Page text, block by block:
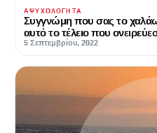
ΑΨΥΧΟΛΌΓΗΤΑ
Συγγνώμη που σας το
αυτό το τέλειο που
5 Σεπτεμβρίου, 2022